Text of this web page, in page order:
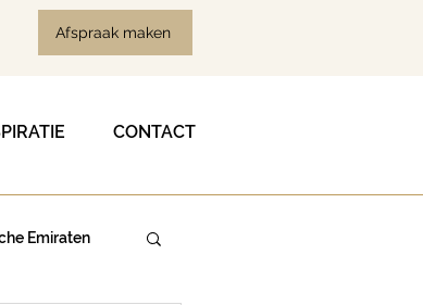
Afspraak maken
CONTACT
Emiraten